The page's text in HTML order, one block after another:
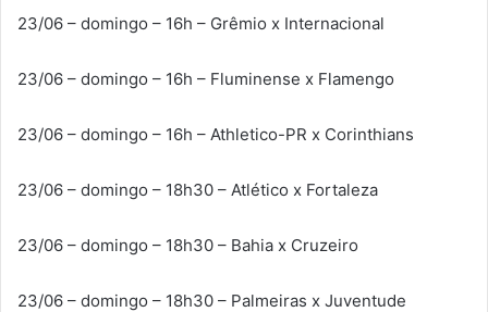
23/06 – domingo – 16h – Grêmio x Internacional
23/06 – domingo – 16h – Fluminense x Flamengo
23/06 – domingo – 16h – Athletico-PR x Corinthians
23/06 – domingo – 18h30 – Atlético x Fortaleza
23/06 – domingo – 18h30 – Bahia x Cruzeiro
23/06 – domingo – 18h30 – Palmeiras x Juventude